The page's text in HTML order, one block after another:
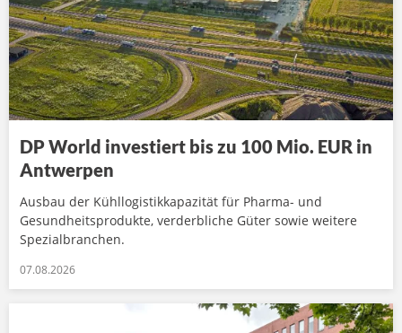
DP World investiert bis zu 100 Mio. EUR in
Antwerpen
Ausbau der Kühllogistikkapazität für Pharma- und
Gesundheitsprodukte, verderbliche Güter sowie weitere
Spezialbranchen.
07.08.2026